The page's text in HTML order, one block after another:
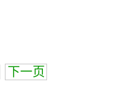
下一页